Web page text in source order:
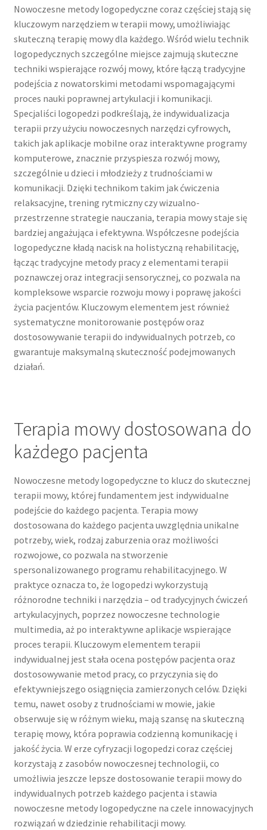
Nowoczesne metody logopedyczne coraz częściej stają się
kluczowym narzędziem w terapii mowy, umożliwiając
skuteczną terapię mowy dla każdego. Wśród wielu technik
logopedycznych szczególne miejsce zajmują skuteczne
techniki wspierające rozwój mowy, które łączą tradycyjne
podejścia z nowatorskimi metodami wspomagającymi
proces nauki poprawnej artykulacji i komunikacji.
Specjaliści logopedzi podkreślają, że indywidualizacja
terapii przy użyciu nowoczesnych narzędzi cyfrowych,
takich jak aplikacje mobilne oraz interaktywne programy
komputerowe, znacznie przyspiesza rozwój mowy,
szczególnie u dzieci i młodzieży z trudnościami w
komunikacji. Dzięki technikom takim jak ćwiczenia
relaksacyjne, trening rytmiczny czy wizualno-
przestrzenne strategie nauczania, terapia mowy staje się
bardziej angażująca i efektywna. Współczesne podejścia
logopedyczne kładą nacisk na holistyczną rehabilitację,
łącząc tradycyjne metody pracy z elementami terapii
poznawczej oraz integracji sensorycznej, co pozwala na
kompleksowe wsparcie rozwoju mowy i poprawę jakości
życia pacjentów. Kluczowym elementem jest również
systematyczne monitorowanie postępów oraz
dostosowywanie terapii do indywidualnych potrzeb, co
gwarantuje maksymalną skuteczność podejmowanych
działań.
Terapia mowy dostosowana do
każdego pacjenta
Nowoczesne metody logopedyczne to klucz do skutecznej
terapii mowy, której fundamentem jest indywidualne
podejście do każdego pacjenta. Terapia mowy
dostosowana do każdego pacjenta uwzględnia unikalne
potrzeby, wiek, rodzaj zaburzenia oraz możliwości
rozwojowe, co pozwala na stworzenie
spersonalizowanego programu rehabilitacyjnego. W
praktyce oznacza to, że logopedzi wykorzystują
różnorodne techniki i narzędzia – od tradycyjnych ćwiczeń
artykulacyjnych, poprzez nowoczesne technologie
multimedia, aż po interaktywne aplikacje wspierające
proces terapii. Kluczowym elementem terapii
indywidualnej jest stała ocena postępów pacjenta oraz
dostosowywanie metod pracy, co przyczynia się do
efektywniejszego osiągnięcia zamierzonych celów. Dzięki
temu, nawet osoby z trudnościami w mowie, jakie
obserwuje się w różnym wieku, mają szansę na skuteczną
terapię mowy, która poprawia codzienną komunikację i
jakość życia. W erze cyfryzacji logopedzi coraz częściej
korzystają z zasobów nowoczesnej technologii, co
umożliwia jeszcze lepsze dostosowanie terapii mowy do
indywidualnych potrzeb każdego pacjenta i stawia
nowoczesne metody logopedyczne na czele innowacyjnych
rozwiązań w dziedzinie rehabilitacji mowy.